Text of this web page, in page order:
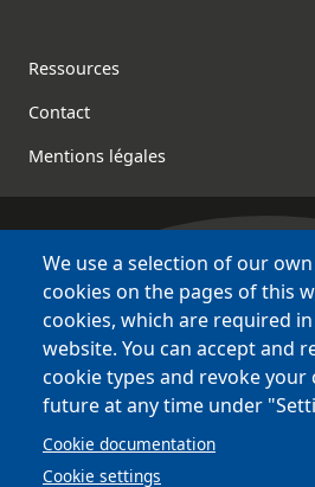
Footer
Ressources
Contact
Mentions légales
Bretagne Culture
des sites variés !
Sites
BCD
Bazhvalan
Bécédia
BED
We use a selection of our
cookies on the pages of this
cookies, which are required
website. You can accept and
cookie types and revoke
future at any time under
Cookie documentation
Cookie settings